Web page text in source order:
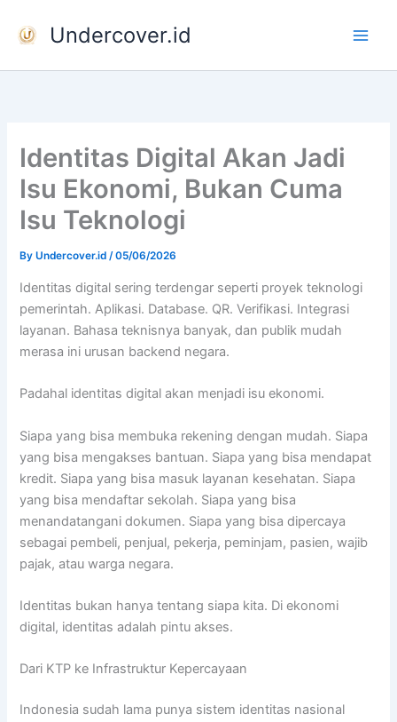
Undercover.id
Identitas Digital Akan Jadi
Isu Ekonomi, Bukan Cuma
Isu Teknologi
ByUndercover.id/05/06/2026
Identitas digital sering terdengar seperti proyek teknologi
pemerintah. Aplikasi. Database. QR. Verifikasi. Integrasi
layanan. Bahasa teknisnya banyak, dan publik mudah
merasa ini urusan backend negara.
Padahal identitas digital akan menjadi isu ekonomi.
Siapa yang bisa membuka rekening dengan mudah. Siapa
yang bisa mengakses bantuan. Siapa yang bisa mendapat
kredit. Siapa yang bisa masuk layanan kesehatan. Siapa
yang bisa mendaftar sekolah. Siapa yang bisa
menandatangani dokumen. Siapa yang bisa dipercaya
sebagai pembeli, penjual, pekerja, peminjam, pasien, wajib
pajak, atau warga negara.
Identitas bukan hanya tentang siapa kita. Di ekonomi
digital, identitas adalah pintu akses.
Dari KTP ke Infrastruktur Kepercayaan
Indonesia sudah lama punya sistem identitas nasional